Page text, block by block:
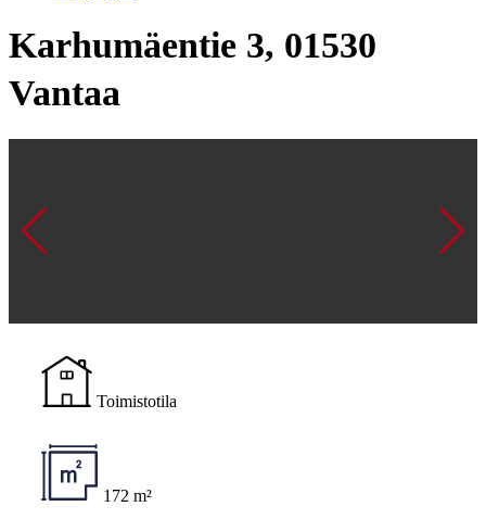
Karhumäentie 3, 01530
Vantaa
Toimistotila
172 m²